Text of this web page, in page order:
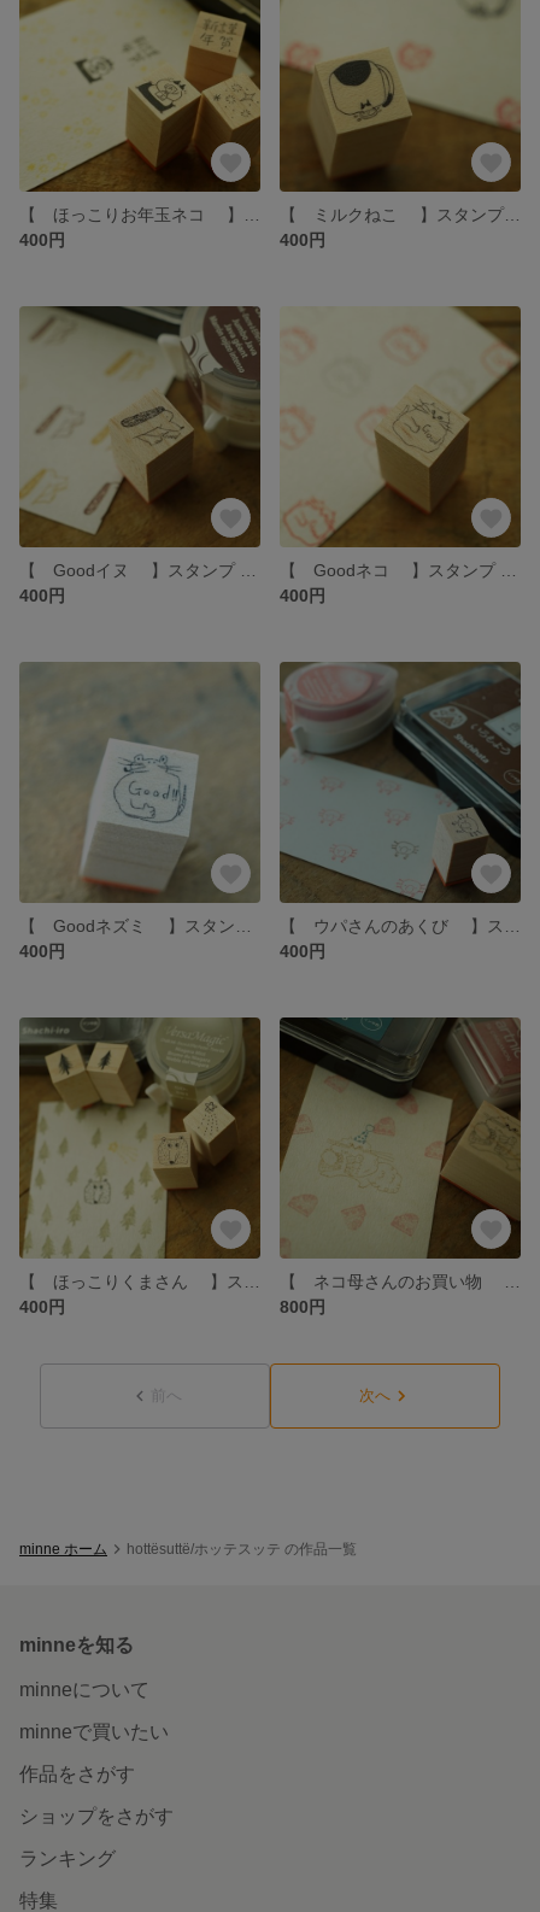
400円
【 ミルクねこ 】スタンプ hottёsuttё
400円
400円
400円
400円
400円
400円
800円
前へ 次へ
minne ホーム hottësuttë/ホッテスッテ の作品一覧
minneを知る
minneについて
minneで買いたい
作品をさがす
ショップをさがす
ランキング
特集